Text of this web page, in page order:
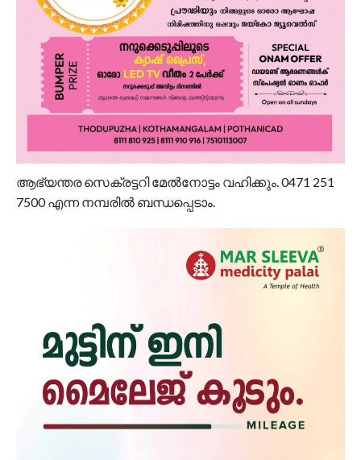
ആഭ്യന്തര സെക്രട്ടറി മേൽനോട്ടം വഹിക്കും. 0471 251
7500 എന്ന നമ്പരിൽ ബന്ധപ്പെടാം.